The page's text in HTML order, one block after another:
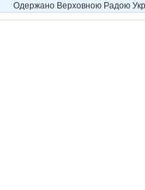
Одержано Верховною Радою